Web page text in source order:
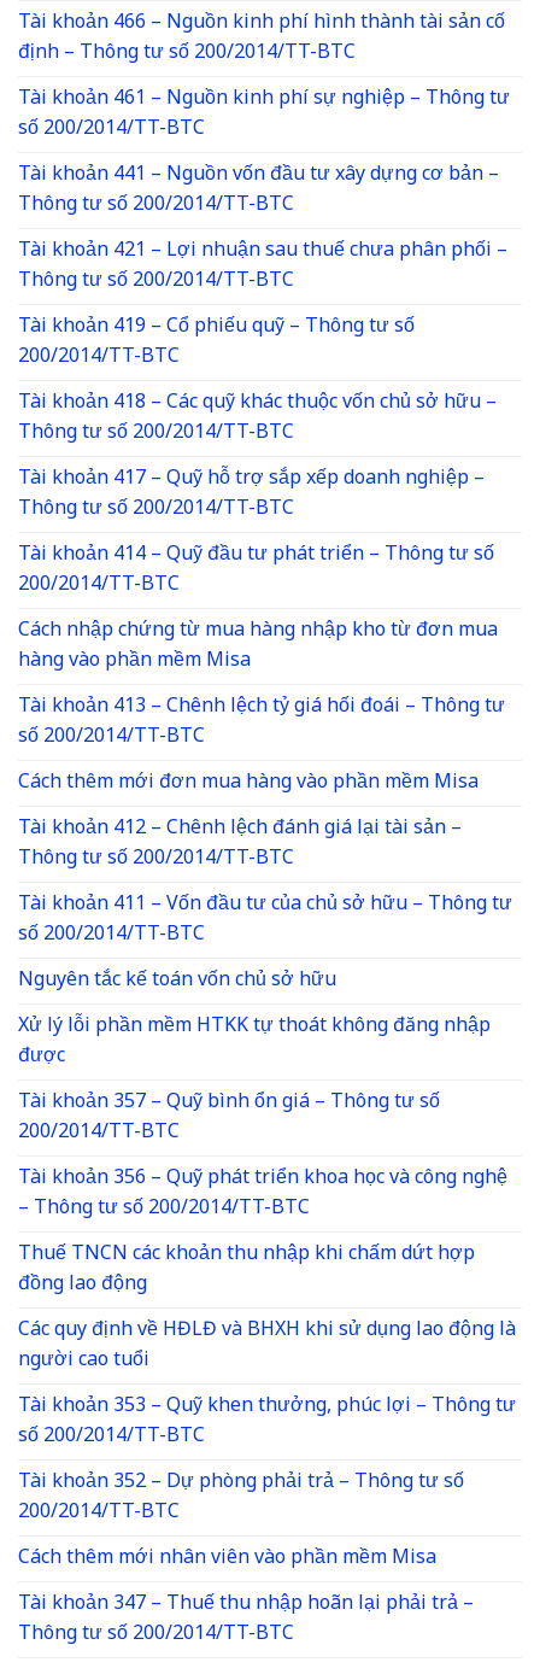
Tài khoản 466 – Nguồn kinh phí hình thành tài sản cố
định – Thông tư số 200/2014/TT-BTC
Tài khoản 461 – Nguồn kinh phí sự nghiệp – Thông tư
số 200/2014/TT-BTC
Tài khoản 441 – Nguồn vốn đầu tư xây dựng cơ bản –
Thông tư số 200/2014/TT-BTC
Tài khoản 421 – Lợi nhuận sau thuế chưa phân phối –
Thông tư số 200/2014/TT-BTC
Tài khoản 419 – Cổ phiếu quỹ – Thông tư số
200/2014/TT-BTC
Tài khoản 418 – Các quỹ khác thuộc vốn chủ sở hữu –
Thông tư số 200/2014/TT-BTC
Tài khoản 417 – Quỹ hỗ trợ sắp xếp doanh nghiệp –
Thông tư số 200/2014/TT-BTC
Tài khoản 414 – Quỹ đầu tư phát triển – Thông tư số
200/2014/TT-BTC
Cách nhập chứng từ mua hàng nhập kho từ đơn mua
hàng vào phần mềm Misa
Tài khoản 413 – Chênh lệch tỷ giá hối đoái – Thông tư
số 200/2014/TT-BTC
Cách thêm mới đơn mua hàng vào phần mềm Misa
Tài khoản 412 – Chênh lệch đánh giá lại tài sản –
Thông tư số 200/2014/TT-BTC
Tài khoản 411 – Vốn đầu tư của chủ sở hữu – Thông tư
số 200/2014/TT-BTC
Nguyên tắc kế toán vốn chủ sở hữu
Xử lý lỗi phần mềm HTKK tự thoát không đăng nhập
được
Tài khoản 357 – Quỹ bình ổn giá – Thông tư số
200/2014/TT-BTC
Tài khoản 356 – Quỹ phát triển khoa học và công nghệ
– Thông tư số 200/2014/TT-BTC
Thuế TNCN các khoản thu nhập khi chấm dứt hợp
đồng lao động
Các quy định về HĐLĐ và BHXH khi sử dụng lao động là
người cao tuổi
Tài khoản 353 – Quỹ khen thưởng, phúc lợi – Thông tư
số 200/2014/TT-BTC
Tài khoản 352 – Dự phòng phải trả – Thông tư số
200/2014/TT-BTC
Cách thêm mới nhân viên vào phần mềm Misa
Tài khoản 347 – Thuế thu nhập hoãn lại phải trả –
Thông tư số 200/2014/TT-BTC